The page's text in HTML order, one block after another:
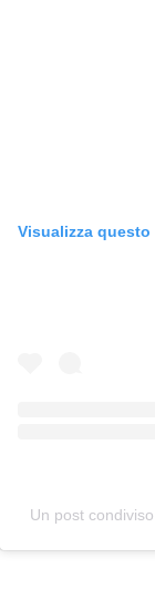
Visualizza
Un post